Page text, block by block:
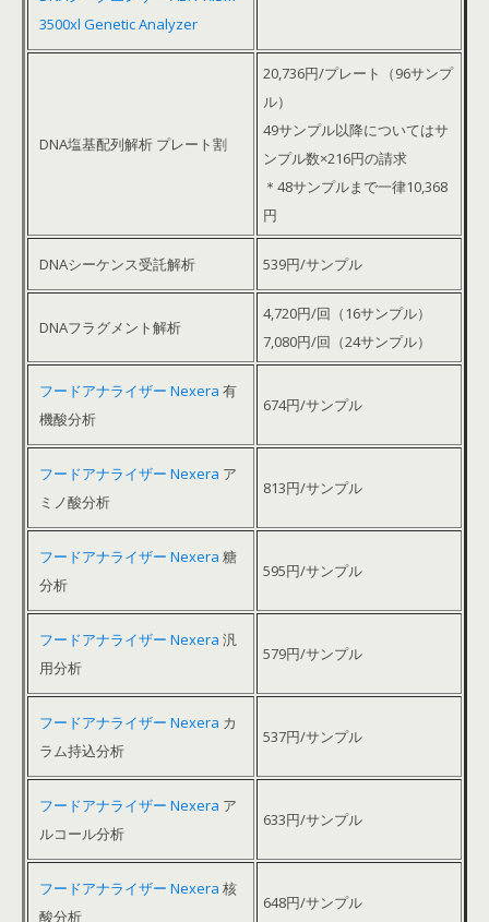
3500xl Genetic Analyzer
DNA塩基配列解析 プレート割
20,736円/プレート（96サンプ
ル）
49サンプル以降についてはサ
ンプル数×216円の請求
＊48サンプルまで一律10,368
円
DNAシーケンス受託解析 539円/サンプル
DNAフラグメント解析
4,720円/回（16サンプル）
7,080円/回（24サンプル）
フードアナライザー Nexera 有
機酸分析
674円/サンプル
フードアナライザー Nexera ア
ミノ酸分析
813円/サンプル
フードアナライザー Nexera 糖
分析
595円/サンプル
フードアナライザー Nexera 汎
用分析
579円/サンプル
フードアナライザー Nexera カ
ラム持込分析
537円/サンプル
フードアナライザー Nexera ア
ルコール分析
633円/サンプル
フードアナライザー Nexera 核
酸分析
648円/サンプル